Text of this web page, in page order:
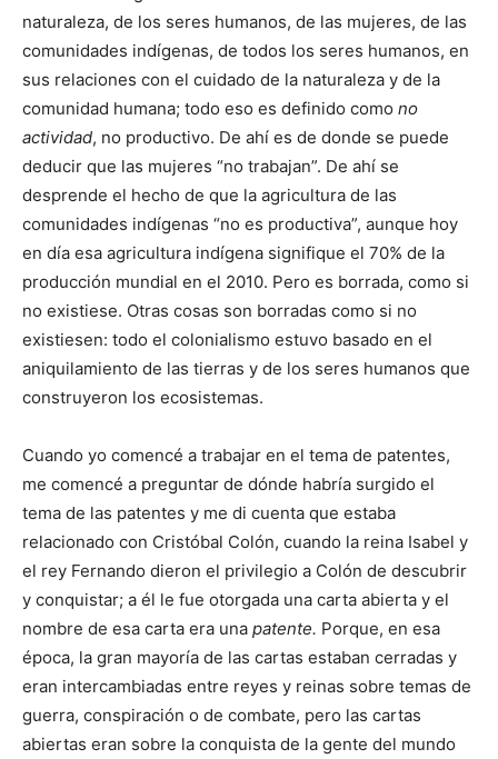
naturaleza, de los seres humanos, de las mujeres, de las
comunidades indígenas, de todos los seres humanos, en
sus relaciones con el cuidado de la naturaleza y de la
comunidad humana; todo eso es definido como no
actividad, no productivo. De ahí es de donde se puede
deducir que las mujeres “no trabajan”. De ahí se
desprende el hecho de que la agricultura de las
comunidades indígenas “no es productiva”, aunque hoy
en día esa agricultura indígena signifique el 70% de la
producción mundial en el 2010. Pero es borrada, como si
no existiese. Otras cosas son borradas como si no
existiesen: todo el colonialismo estuvo basado en el
aniquilamiento de las tierras y de los seres humanos que
construyeron los ecosistemas.
Cuando yo comencé a trabajar en el tema de patentes,
me comencé a preguntar de dónde habría surgido el
tema de las patentes y me di cuenta que estaba
relacionado con Cristóbal Colón, cuando la reina Isabel y
el rey Fernando dieron el privilegio a Colón de descubrir
y conquistar; a él le fue otorgada una carta abierta y el
nombre de esa carta era una patente. Porque, en esa
época, la gran mayoría de las cartas estaban cerradas y
eran intercambiadas entre reyes y reinas sobre temas de
guerra, conspiración o de combate, pero las cartas
abiertas eran sobre la conquista de la gente del mundo